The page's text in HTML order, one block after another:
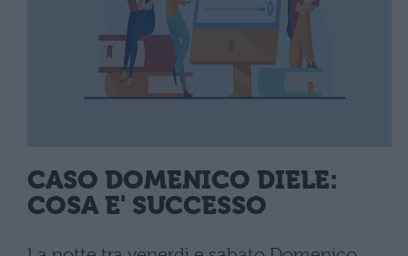
CASO DOMENICO DIELE:
COSA E' SUCCESSO